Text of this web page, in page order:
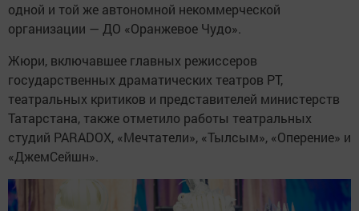
одной и той же автономной некоммерческой
организации — ДО «Оранжевое Чудо».
Жюри, включавшее главных режиссеров
государственных драматических театров РТ,
театральных критиков и представителей министерств
Татарстана, также отметило работы театральных
студий PARADOX, «Мечтатели», «Тылсым», «Оперение» и
«ДжемСейшн».